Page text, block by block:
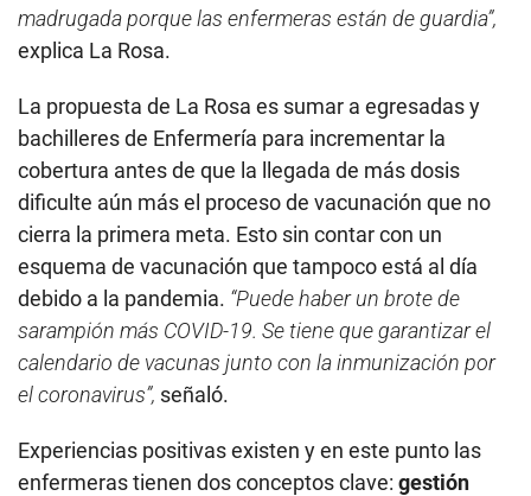
madrugada porque las enfermeras están de guardia”,
explica La Rosa.
La propuesta de La Rosa es sumar a egresadas y
bachilleres de Enfermería para incrementar la
cobertura antes de que la llegada de más dosis
dificulte aún más el proceso de vacunación que no
cierra la primera meta. Esto sin contar con un
esquema de vacunación que tampoco está al día
debido a la pandemia. “Puede haber un brote de
sarampión más COVID-19. Se tiene que garantizar el
calendario de vacunas junto con la inmunización por
el coronavirus”, señaló.
Experiencias positivas existen y en este punto las
enfermeras tienen dos conceptos clave: gestión